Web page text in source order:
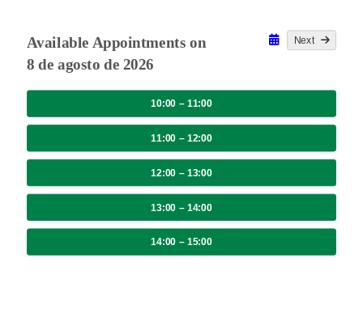
Available Appointments on
8 de agosto de 2026
Next
10:00 – 11:00
11:00 – 12:00
12:00 – 13:00
13:00 – 14:00
14:00 – 15:00